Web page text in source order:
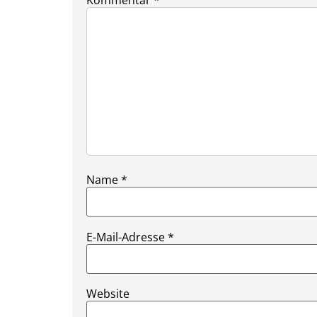
Name*
E-Mail-Adresse*
Website